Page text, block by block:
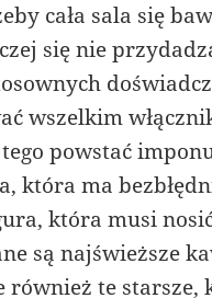
cała sala się
się nie
wszelkim
tego powstać
która ma
która musi
są najświeższe
również te